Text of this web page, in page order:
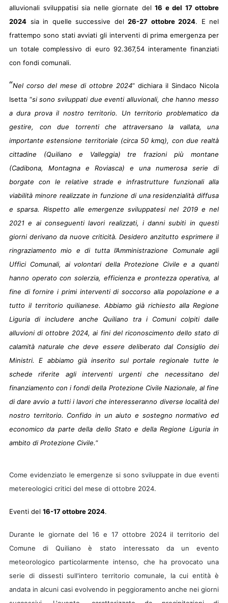
alluvionali sviluppatisi sia nelle giornate del 16 e del 17 ottobre
2024 sia in quelle successive del 26-27 ottobre 2024. E nel
frattempo sono stati avviati gli interventi di prima emergenza per
un totale complessivo di euro 92.367,54 interamente finanziati
con fondi comunali.
“Nel corso del mese di ottobre 2024” dichiara il Sindaco Nicola
Isetta “si sono sviluppati due eventi alluvionali, che hanno messo
a dura prova il nostro territorio. Un territorio problematico da
gestire, con due torrenti che attraversano la vallata, una
importante estensione territoriale (circa 50 kmq), con due realtà
cittadine (Quiliano e Valleggia) tre frazioni più montane
(Cadibona, Montagna e Roviasca) e una numerosa serie di
borgate con le relative strade e infrastrutture funzionali alla
viabilità minore realizzate in funzione di una residenzialità diffusa
e sparsa. Rispetto alle emergenze sviluppatesi nel 2019 e nel
2021 e ai conseguenti lavori realizzati, i danni subiti in questi
giorni derivano da nuove criticità. Desidero anzitutto esprimere il
ringraziamento mio e di tutta l’Amministrazione Comunale agli
Uffici Comunali, ai volontari della Protezione Civile e a quanti
hanno operato con solerzia, efficienza e prontezza operativa, al
fine di fornire i primi interventi di soccorso alla popolazione e a
tutto il territorio quilianese. Abbiamo già richiesto alla Regione
Liguria di includere anche Quiliano tra i Comuni colpiti dalle
alluvioni di ottobre 2024, ai fini del riconoscimento dello stato di
calamità naturale che deve essere deliberato dal Consiglio dei
Ministri. E abbiamo già inserito sul portale regionale tutte le
schede riferite agli interventi urgenti che necessitano del
finanziamento con i fondi della Protezione Civile Nazionale, al fine
di dare avvio a tutti i lavori che interesseranno diverse località del
nostro territorio. Confido in un aiuto e sostegno normativo ed
economico da parte della dello Stato e della Regione Liguria in
ambito di Protezione Civile.”
Come evidenziato le emergenze si sono sviluppate in due eventi
metereologici critici del mese di ottobre 2024.
Eventi del 16-17 ottobre 2024.
Durante le giornate del 16 e 17 ottobre 2024 il territorio del
Comune di Quiliano è stato interessato da un evento
meteorologico particolarmente intenso, che ha provocato una
serie di dissesti sull'intero territorio comunale, la cui entità è
andata in alcuni casi evolvendo in peggioramento anche nei giorni